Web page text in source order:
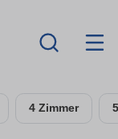
4 Zimmer